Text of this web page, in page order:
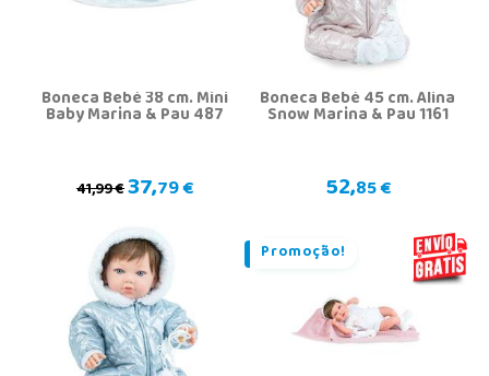
Boneca Bebé 38 cm. Mini
Baby Marina & Pau 487
41,99 €37,79 €
Boneca Bebé 45 cm. Alina
Snow Marina & Pau 1161
52,85 €
Promoção!